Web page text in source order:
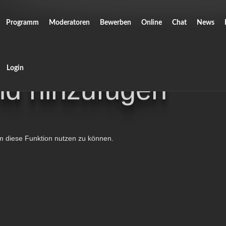
Programm Moderatoren Bewerben Online Chat News
Login
hinzufügen
diese Funktion nutzen zu können.